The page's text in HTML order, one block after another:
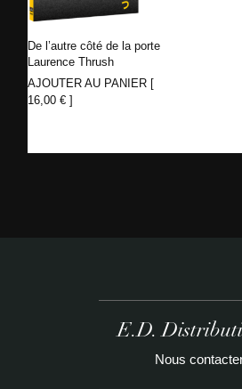
De l’autre côté de la porte
Laurence Thrush
AJOUTER AU PANIER [
16,00€ ]
E.D.
Nous